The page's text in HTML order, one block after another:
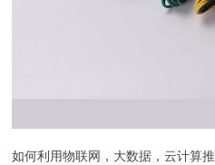
如何利用物联网，大数据，云计算